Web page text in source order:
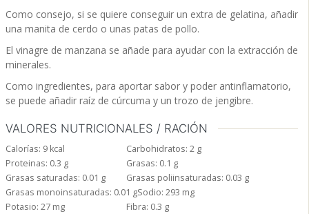
Como consejo, si se quiere conseguir un extra de gelatina, añadir
una manita de cerdo o unas patas de pollo.
El vinagre de manzana se añade para ayudar con la extracción de
minerales.
Como ingredientes, para aportar sabor y poder antinflamatorio,
se puede añadir raíz de cúrcuma y un trozo de jengibre.
VALORES NUTRICIONALES / RACIÓN
Calorías: 9 kcal Carbohidratos: 2 g
Proteinas: 0.3 g Grasas: 0.1 g
Grasas saturadas: 0.01 g Grasas poliinsaturadas: 0.03 g
Grasas monoinsaturadas: 0.01 gSodio: 293 mg
Potasio: 27 mg Fibra: 0.3 g